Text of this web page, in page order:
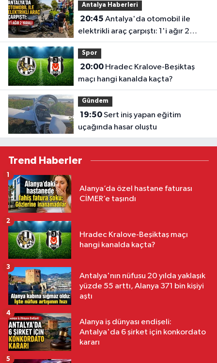
Antalya Haberleri
20:45
elektrikli araç çarpıştı: 1'i ağır 2
yaralı
Spor
20:00Hradec Kralove-Beşiktaş
maçı hangi kanalda kaçta?
Gündem
19:50Sert iniş yapan eğitim
uçağında hasar oluştu
Trend Haberler
Alanya’da özel hastane faturası
CİMER’e taşındı
1
Hradec Kralove-Beşiktaş maçı
hangi kanalda kaçta?
2
Antalya'nın nüfusu 20 yılda yaklaşık
yüzde 55 arttı, Alanya 371 bin kişiyi
aştı
3
Alanya iş dünyası endişeli:
Antalya'da 6 şirket için konkordato
kararı
4
5